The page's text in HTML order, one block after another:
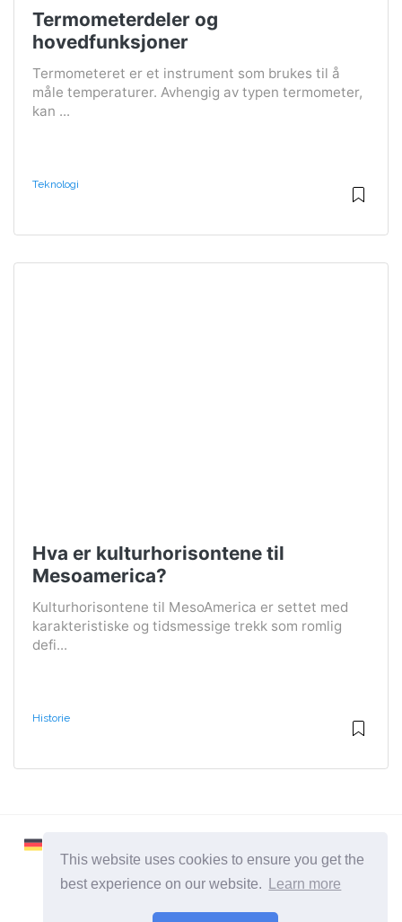
This website uses cookies to ensure you get the
best experience on our website.
Learn more
Termometerdeler og
hovedfunksjoner
Termometeret er et instrument som brukes til å
måle temperaturer. Avhengig av typen termometer,
kan ...
Teknologi
Hva er kulturhorisontene til
Mesoamerica?
Kulturhorisontene til MesoAmerica er settet med
karakteristiske og tidsmessige trekk som romlig
defi...
Historie
2026 ©Learnaboutworld